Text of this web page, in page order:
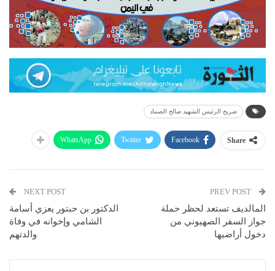
ضريح الرئيس الشهيد صالح الصماد
Share
Facebook
Twitter
WhatsApp
المالديف تستعد لحظر حملة
جواز السفر الصهيوني من
دخول أراضيها
NEXT POST
الدكتور بن حبتور يعزي أسامة
الشامي وإخوانه في وفاة
والدتهم